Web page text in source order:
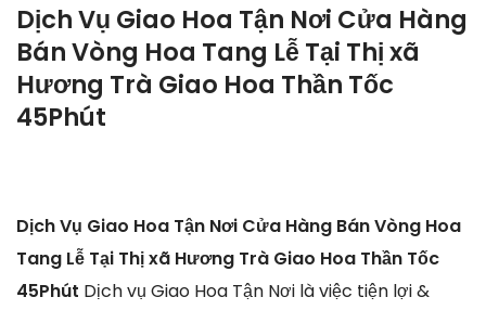
Dịch Vụ Giao Hoa Tận Nơi Cửa Hàng
Bán Vòng Hoa Tang Lễ Tại Thị xã
Hương Trà Giao Hoa Thần Tốc
45Phút
Dịch Vụ Giao Hoa Tận Nơi Cửa Hàng Bán Vòng Hoa
Tang Lễ Tại Thị xã Hương Trà Giao Hoa Thần Tốc
45Phút Dịch vụ Giao Hoa Tận Nơi là việc tiện lợi &